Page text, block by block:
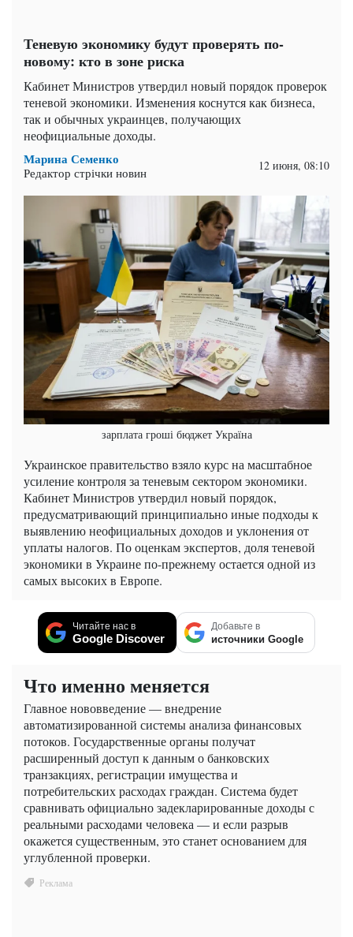
Теневую экономику будут проверять по-
новому: кто в зоне риска
Кабинет Министров утвердил новый порядок проверок
теневой экономики. Изменения коснутся как бизнеса,
так и обычных украинцев, получающих
неофициальные доходы.
Марина Семенко
Редактор стрічки новин 12 июня, 08:10
зарплата гроші бюджет Україна
Украинское правительство взяло курс на масштабное
усиление контроля за теневым сектором экономики.
Кабинет Министров утвердил новый порядок,
предусматривающий принципиально иные подходы к
выявлению неофициальных доходов и уклонения от
уплаты налогов. По оценкам экспертов, доля теневой
экономики в Украине по-прежнему остается одной из
самых высоких в Европе.
Читайте нас в
Google Discover
Добавьте в
источники Google
Что именно меняется
Главное нововведение — внедрение
автоматизированной системы анализа финансовых
потоков. Государственные органы получат
расширенный доступ к данным о банковских
транзакциях, регистрации имущества и
потребительских расходах граждан. Система будет
сравнивать официально задекларированные доходы с
реальными расходами человека — и если разрыв
окажется существенным, это станет основанием для
углубленной проверки.